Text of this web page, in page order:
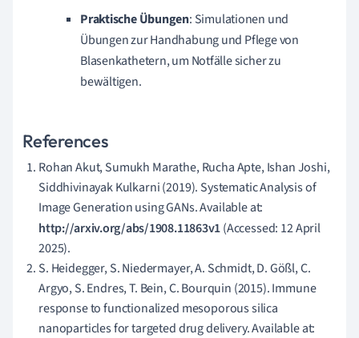
Praktische Übungen: Simulationen und
Übungen zur Handhabung und Pflege von
Blasenkathetern, um Notfälle sicher zu
bewältigen.
References
Rohan Akut, Sumukh Marathe, Rucha Apte, Ishan Joshi,
Siddhivinayak Kulkarni (2019). Systematic Analysis of
Image Generation using GANs. Available at:
http://arxiv.org/abs/1908.11863v1(Accessed: 12 April
2025).
S. Heidegger, S. Niedermayer, A. Schmidt, D. Gößl, C.
Argyo, S. Endres, T. Bein, C. Bourquin (2015). Immune
response to functionalized mesoporous silica
nanoparticles for targeted drug delivery. Available at: